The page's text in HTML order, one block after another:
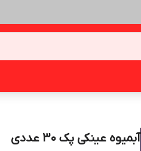
آبمیوه عینکی پک 30 عددی